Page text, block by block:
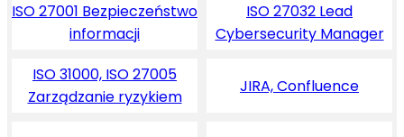
ISO 27001 Bezpieczeństwo
informacji
ISO 27032 Lead
Cybersecurity Manager
ISO 31000, ISO 27005
Zarządzanie ryzykiem
JIRA, Confluence